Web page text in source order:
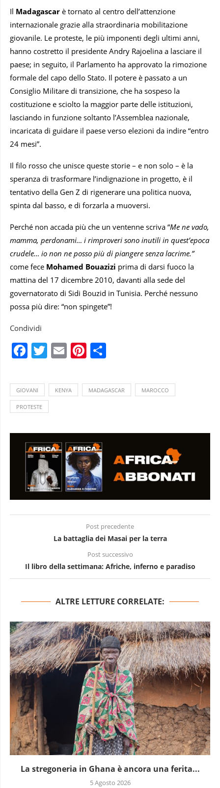
Il Madagascar è tornato al centro dell’attenzione
internazionale grazie alla straordinaria mobilitazione
giovanile. Le proteste, le più imponenti degli ultimi anni,
hanno costretto il presidente Andry Rajoelina a lasciare il
paese; in seguito, il Parlamento ha approvato la rimozione
formale del capo dello Stato. Il potere è passato a un
Consiglio Militare di transizione, che ha sospeso la
costituzione e sciolto la maggior parte delle istituzioni,
lasciando in funzione soltanto l’Assemblea nazionale,
incaricata di guidare il paese verso elezioni da indire “entro
24 mesi”.
Il filo rosso che unisce queste storie – e non solo – è la
speranza di trasformare l’indignazione in progetto, è il
tentativo della Gen Z di rigenerare una politica nuova,
spinta dal basso, e di forzarla a muoversi.
Perché non accada più che un ventenne scriva “Me ne vado,
mamma, perdonami… i rimproveri sono inutili in quest’epoca
crudele… io non ne posso più di piangere senza lacrime.”
come fece Mohamed Bouazizi prima di darsi fuoco la
mattina del 17 dicembre 2010, davanti alla sede del
governatorato di Sidi Bouzid in Tunisia. Perché nessuno
possa più dire: “non spingete”!
Condividi
Facebook
Twitter
EmailPinterest
GIOVANI KENYA MADAGASCAR MAROCCO
PROTESTE
Post precedente
La battaglia dei Masai per la terra
Post successivo
Il libro della settimana: Afriche, inferno e paradiso
ALTRE LETTURE CORRELATE:
La stregoneria in Ghana è ancora una ferita...
5 Agosto 2026